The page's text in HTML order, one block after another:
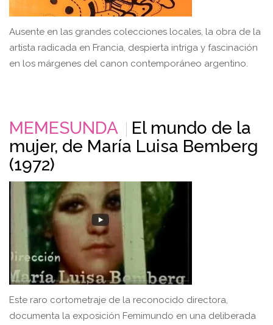
Ausente en las grandes colecciones locales, la obra de la
artista radicada en Francia, despierta intriga y fascinación
en los márgenes del canon contemporáneo argentino.
MEMESUNDA
El mundo de la
mujer, de María Luisa Bemberg
(1972)
Este raro cortometraje de la reconocido directora,
documenta la exposición Femimundo en una deliberada